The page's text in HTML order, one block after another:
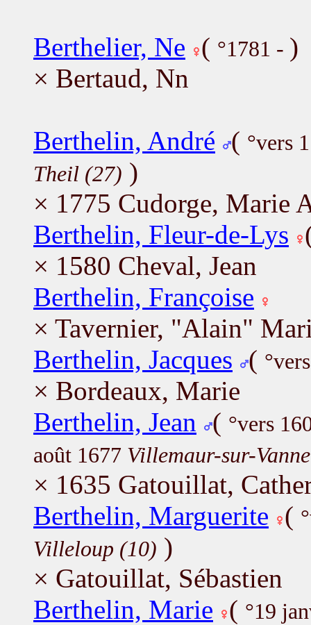
Berthelier, Ne ( °1781 - )
× Bertaud, Nn
Berthelin, André ( °vers
Theil (27) )
× 1775 Cudorge, Marie
Berthelin, Fleur-de-Lys
× 1580 Cheval, Jean
Berthelin, Françoise
× Tavernier, "Alain"
Berthelin, Jacques (
× Bordeaux, Marie
Berthelin, Jean
( °vers
août 1677 Villemaur-sur-
× 1635 Gatouillat,
Berthelin, Marguerite (
Villeloup (10) )
× Gatouillat, Sébastien
Berthelin, Marie ( °19